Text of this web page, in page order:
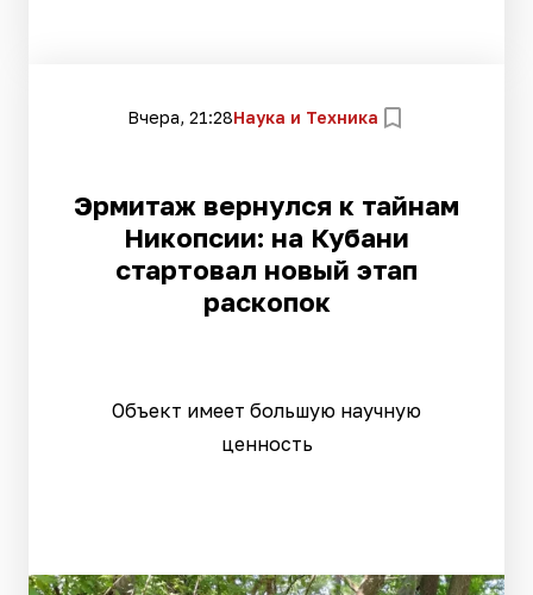
Вчера, 21:28Наука и Техника
Эрмитаж вернулся к тайнам
Никопсии: на Кубани
стартовал новый этап
раскопок
Объект имеет большую научную
ценность